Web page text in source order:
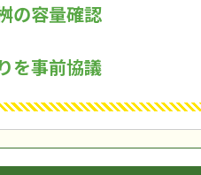
の容量確認
を事前協議